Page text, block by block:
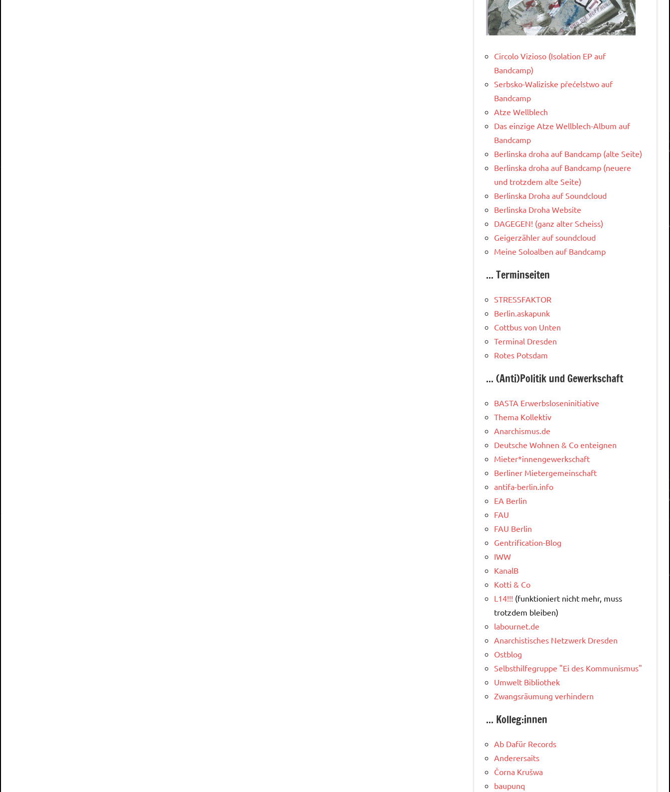
Circolo Vizioso (Isolation EP auf
Bandcamp)
Serbsko-Waliziske přećelstwo auf
Bandcamp
Atze Wellblech
Das einzige Atze Wellblech-Album auf
Bandcamp
Berlinska droha auf Bandcamp (alte Seite)
Berlinska droha auf Bandcamp (neuere
und trotzdem alte Seite)
Berlinska Droha auf Soundcloud
Berlinska Droha Website
DAGEGEN! (ganz alter Scheiss)
Geigerzähler auf soundcloud
Meine Soloalben auf Bandcamp
... Terminseiten
STRESSFAKTOR
Berlin.askapunk
Cottbus von Unten
Terminal Dresden
Rotes Potsdam
... (Anti)Politik und Gewerkschaft
BASTA Erwerbsloseninitiative
Thema Kollektiv
Anarchismus.de
Deutsche Wohnen & Co enteignen
Mieter*innengewerkschaft
Berliner Mietergemeinschaft
antifa-berlin.info
EA Berlin
FAU
FAU Berlin
Gentrification-Blog
IWW
KanalB
Kotti & Co
L14!!! (funktioniert nicht mehr, muss
trotzdem bleiben)
labournet.de
Anarchistisches Netzwerk Dresden
Ostblog
Selbsthilfegruppe "Ei des Kommunismus"
Umwelt Bibliothek
Zwangsräumung verhindern
... Kolleg:innen
Ab Dafür Records
Anderersaits
Čorna Krušwa
baupunq